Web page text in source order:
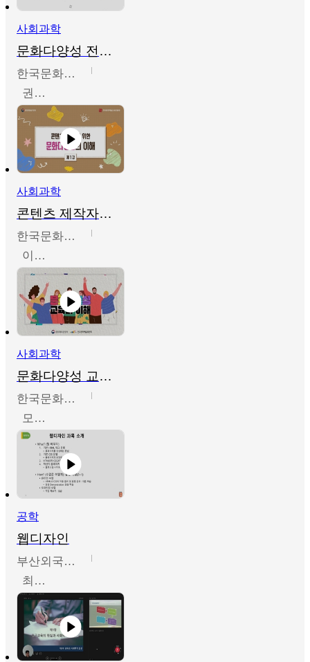
사회과학
문화다양성 전문인력 양성 기본과정 - 문화다양성의 이해
한국문화예술교육진흥원
권숙인 외 8명
사회과학
콘텐츠 제작자를 위한 문화다양성의 이해
한국문화예술교육진흥원
이성민
사회과학
문화다양성 교육의 이해
한국문화예술교육진흥원
모경환,성상환,정문성
공학
웹디자인
부산외국어대학교
최진오